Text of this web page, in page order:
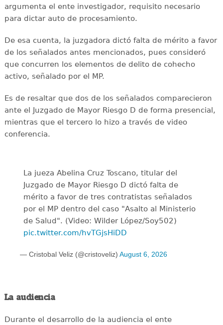
argumenta el ente investigador, requisito necesario
para dictar auto de procesamiento.
De esa cuenta, la juzgadora dictó falta de mérito a favor
de los señalados antes mencionados, pues consideró
que concurren los elementos de delito de cohecho
activo, señalado por el MP.
Es de resaltar que dos de los señalados comparecieron
ante el Juzgado de Mayor Riesgo D de forma presencial,
mientras que el tercero lo hizo a través de video
conferencia.
La jueza Abelina Cruz Toscano, titular del
Juzgado de Mayor Riesgo D dictó falta de
mérito a favor de tres contratistas señalados
por el MP dentro del caso "Asalto al Ministerio
de Salud". (Video: Wilder López/Soy502)
pic.twitter.com/hvTGjsHiDD
— Cristobal Veliz (@cristoveliz) August 6, 2026
La audiencia
Durante el desarrollo de la audiencia el ente